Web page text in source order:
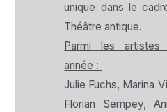
unique dans le
Théâtre antique.
Parmi les
année :
Julie Fuchs, Marina
Florian Sempey,